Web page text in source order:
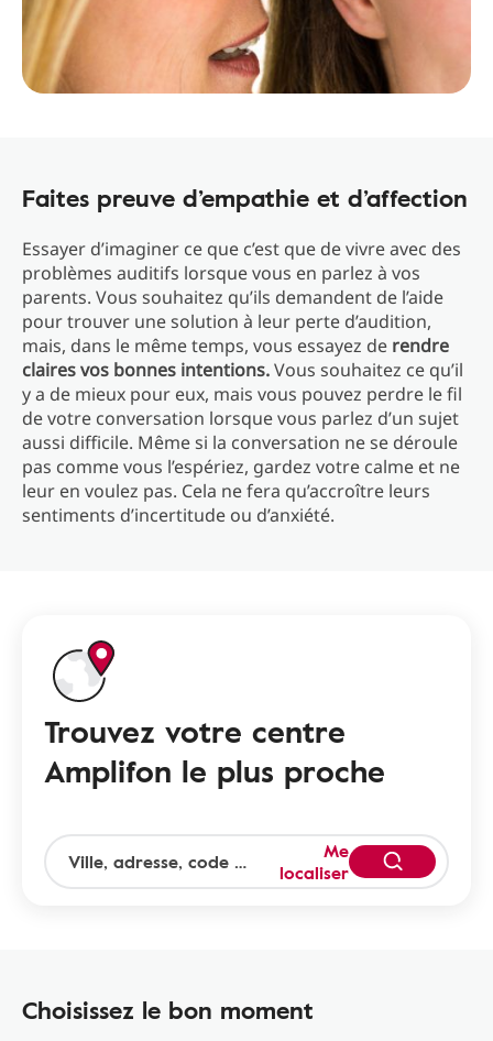
Faites preuve d’empathie et d’affection
Essayer d’imaginer ce que c’est que de vivre avec des
problèmes auditifs lorsque vous en parlez à vos
parents. Vous souhaitez qu’ils demandent de l’aide
pour trouver une solution à leur perte d’audition,
mais, dans le même temps, vous essayez de rendre
claires vos bonnes intentions.Vous souhaitez ce qu’il
y a de mieux pour eux, mais vous pouvez perdre le fil
de votre conversation lorsque vous parlez d’un sujet
aussi difficile. Même si la conversation ne se déroule
pas comme vous l’espériez, gardez votre calme et ne
leur en voulez pas. Cela ne fera qu’accroître leurs
sentiments d’incertitude ou d’anxiété.
Trouvez votre centre
Amplifon le plus proche
Me
localiser
Choisissez le bon moment